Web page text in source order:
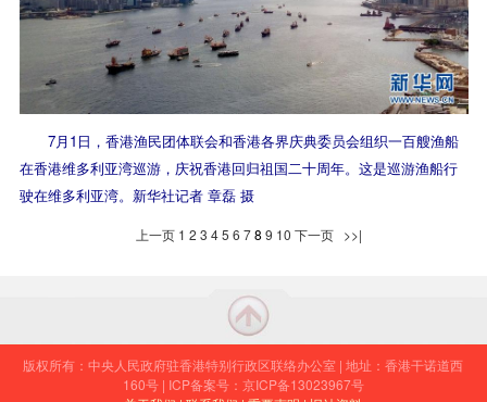
7月1日，香港渔民团体联会和香港各界庆典委员会组织一百艘渔船
在香港维多利亚湾巡游，庆祝香港回归祖国二十周年。这是巡游渔船行
驶在维多利亚湾。新华社记者 章磊 摄
上一页 1 2 3 4 5 6 7 8 9 10 下一页 >>|
版权所有：中央人民政府驻香港特别行政区联络办公室 | 地址：香港干诺道西
160号 | ICP备案号：京ICP备13023967号